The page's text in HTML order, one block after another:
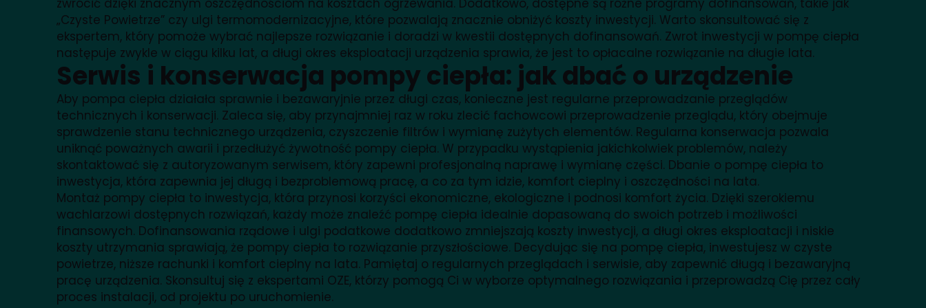
zwrócić dzięki znacznym oszczędnościom na kosztach ogrzewania. Dodatkowo, dostępne są różne programy dofinansowań, takie jak
„Czyste Powietrze” czy ulgi termomodernizacyjne, które pozwalają znacznie obniżyć koszty inwestycji. Warto skonsultować się z
ekspertem, który pomoże wybrać najlepsze rozwiązanie i doradzi w kwestii dostępnych dofinansowań. Zwrot inwestycji w pompę ciepła
następuje zwykle w ciągu kilku lat, a długi okres eksploatacji urządzenia sprawia, że jest to opłacalne rozwiązanie na długie lata.
Serwis i konserwacja pompy ciepła: jak dbać o urządzenie
Aby pompa ciepła działała sprawnie i bezawaryjnie przez długi czas, konieczne jest regularne przeprowadzanie przeglądów
technicznych i konserwacji. Zaleca się, aby przynajmniej raz w roku zlecić fachowcowi przeprowadzenie przeglądu, który obejmuje
sprawdzenie stanu technicznego urządzenia, czyszczenie filtrów i wymianę zużytych elementów. Regularna konserwacja pozwala
uniknąć poważnych awarii i przedłużyć żywotność pompy ciepła. W przypadku wystąpienia jakichkolwiek problemów, należy
skontaktować się z autoryzowanym serwisem, który zapewni profesjonalną naprawę i wymianę części. Dbanie o pompę ciepła to
inwestycja, która zapewnia jej długą i bezproblemową pracę, a co za tym idzie, komfort cieplny i oszczędności na lata.
Montaż pompy ciepła to inwestycja, która przynosi korzyści ekonomiczne, ekologiczne i podnosi komfort życia. Dzięki szerokiemu
wachlarzowi dostępnych rozwiązań, każdy może znaleźć pompę ciepła idealnie dopasowaną do swoich potrzeb i możliwości
finansowych. Dofinansowania rządowe i ulgi podatkowe dodatkowo zmniejszają koszty inwestycji, a długi okres eksploatacji i niskie
koszty utrzymania sprawiają, że pompy ciepła to rozwiązanie przyszłościowe. Decydując się na pompę ciepła, inwestujesz w czyste
powietrze, niższe rachunki i komfort cieplny na lata. Pamiętaj o regularnych przeglądach i serwisie, aby zapewnić długą i bezawaryjną
pracę urządzenia. Skonsultuj się z ekspertami OZE, którzy pomogą Ci w wyborze optymalnego rozwiązania i przeprowadzą Cię przez cały
proces instalacji, od projektu po uruchomienie.